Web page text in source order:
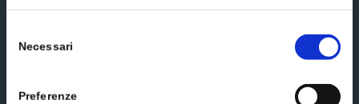
delNecessari
Preferenze